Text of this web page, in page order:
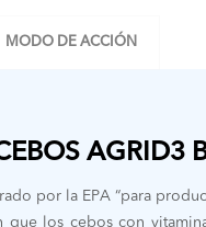
MODO DE ACCIÓN
AGRID3
por la EPA “para
los cebos con